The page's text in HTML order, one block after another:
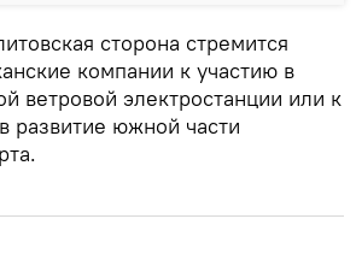
сторона стремится
компании к участию в
ветровой электростанции или к
развитие южной части